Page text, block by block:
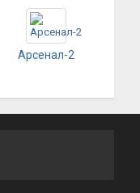
Арсенал-2